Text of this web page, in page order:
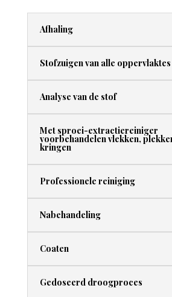
Afhaling
Stofzuigen van alle oppervlaktes
Analyse van de stof
Met sproei-extractiereiniger
voorbehandelen vlekken,
kringen
Professionele reiniging
Nabehandeling
Coaten
Gedoseerd droogproces